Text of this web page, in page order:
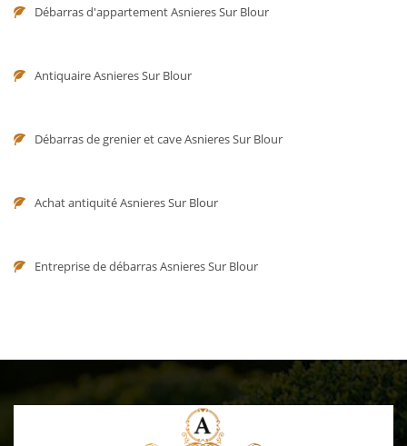
Débarras d'appartement Asnieres Sur Blour
Antiquaire Asnieres Sur Blour
Débarras de grenier et cave Asnieres Sur Blour
Achat antiquité Asnieres Sur Blour
Entreprise de débarras Asnieres Sur Blour